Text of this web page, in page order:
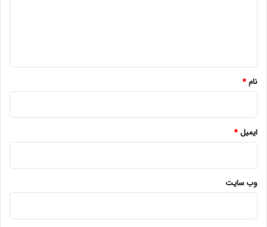
نام*
ایمیل*
وب‌ سایت